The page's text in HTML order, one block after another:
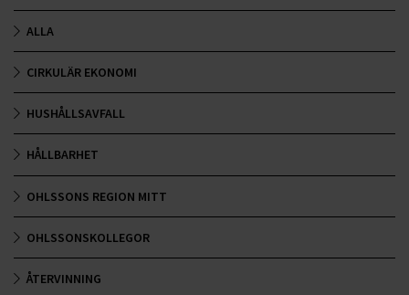
ALLA
CIRKULÄR EKONOMI
HUSHÅLLSAVFALL
HÅLLBARHET
OHLSSONS REGION MITT
OHLSSONSKOLLEGOR
ÅTERVINNING